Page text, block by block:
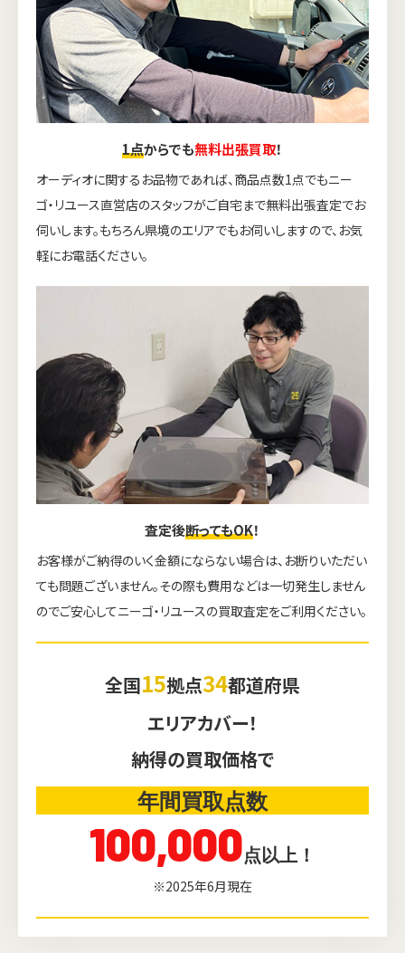
1点からでも無料出張買取！
オーディオに関するお品物であれば、商品点数1点でもニー
ゴ・リユース直営店のスタッフがご自宅まで無料出張査定でお
伺いします。もちろん県境のエリアでもお伺いしますので、お気
軽にお電話ください。
査定後断ってもOK！
お客様がご納得のいく金額にならない場合は、お断りいただい
ても問題ございません。その際も費用などは一切発生しません
のでご安心してニーゴ・リユースの買取査定をご利用ください。
全国15拠点34都道府県
エリアカバー！
納得の買取価格で
年間買取点数
100,000点以上！
※2025年6月現在